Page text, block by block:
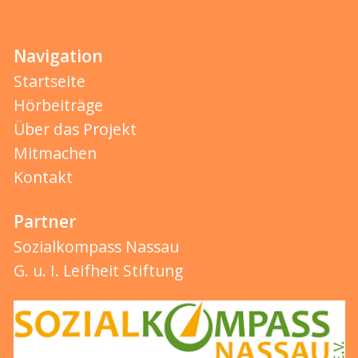
Navigation
Startseite
Hörbeiträge
Über das Projekt
Mitmachen
Kontakt
Partner
Sozialkompass Nassau
G. u. I. Leifheit Stiftung